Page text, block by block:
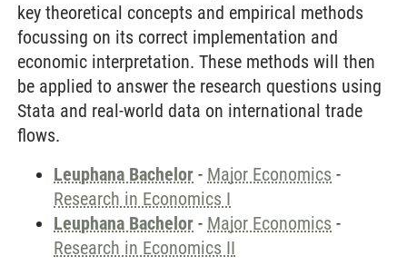
key theoretical concepts and empirical methods
focussing on its correct implementation and
economic interpretation. These methods will then
be applied to answer the research questions using
Stata and real-world data on international trade
flows.
Leuphana Bachelor - Major Economics -
Research in Economics I
Leuphana Bachelor - Major Economics -
Research in Economics II